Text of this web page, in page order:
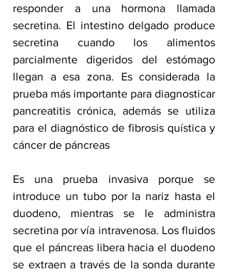
responder a una hormona llamada
secretina. El intestino delgado produce
secretina cuando los alimentos
parcialmente digeridos del estómago
llegan a esa zona. Es considerada la
prueba más importante para diagnosticar
pancreatitis crónica, además se utiliza
para el diagnóstico de fibrosis quística y
cáncer de páncreas
Es una prueba invasiva porque se
introduce un tubo por la nariz hasta el
duodeno, mientras se le administra
secretina por vía intravenosa. Los fluidos
que el páncreas libera hacia el duodeno
se extraen a través de la sonda durante